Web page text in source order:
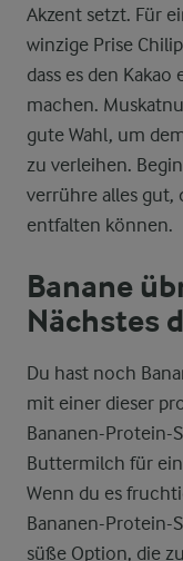
Akzent setzt. Für
winzige Prise
dass es den
machen.
gute Wahl, um
zu verleihen.
verrühre alles gut,
entfalten können.
Banane
Nächstes
Du hast noch
mit einer dieser
Bananen-Protein-
Buttermilch für
Wenn du es
Bananen-Protein-
süße Option, die